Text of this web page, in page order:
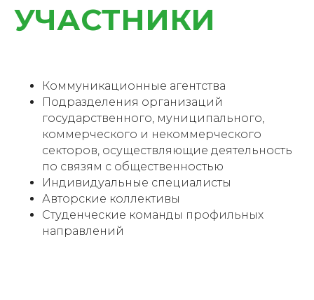
УЧАСТНИКИ
Коммуникационные агентства
Подразделения организаций
государственного, муниципального,
коммерческого и некоммерческого
секторов, осуществляющие деятельность
по связям с общественностью
Индивидуальные специалисты
Авторские коллективы
Студенческие команды профильных
направлений